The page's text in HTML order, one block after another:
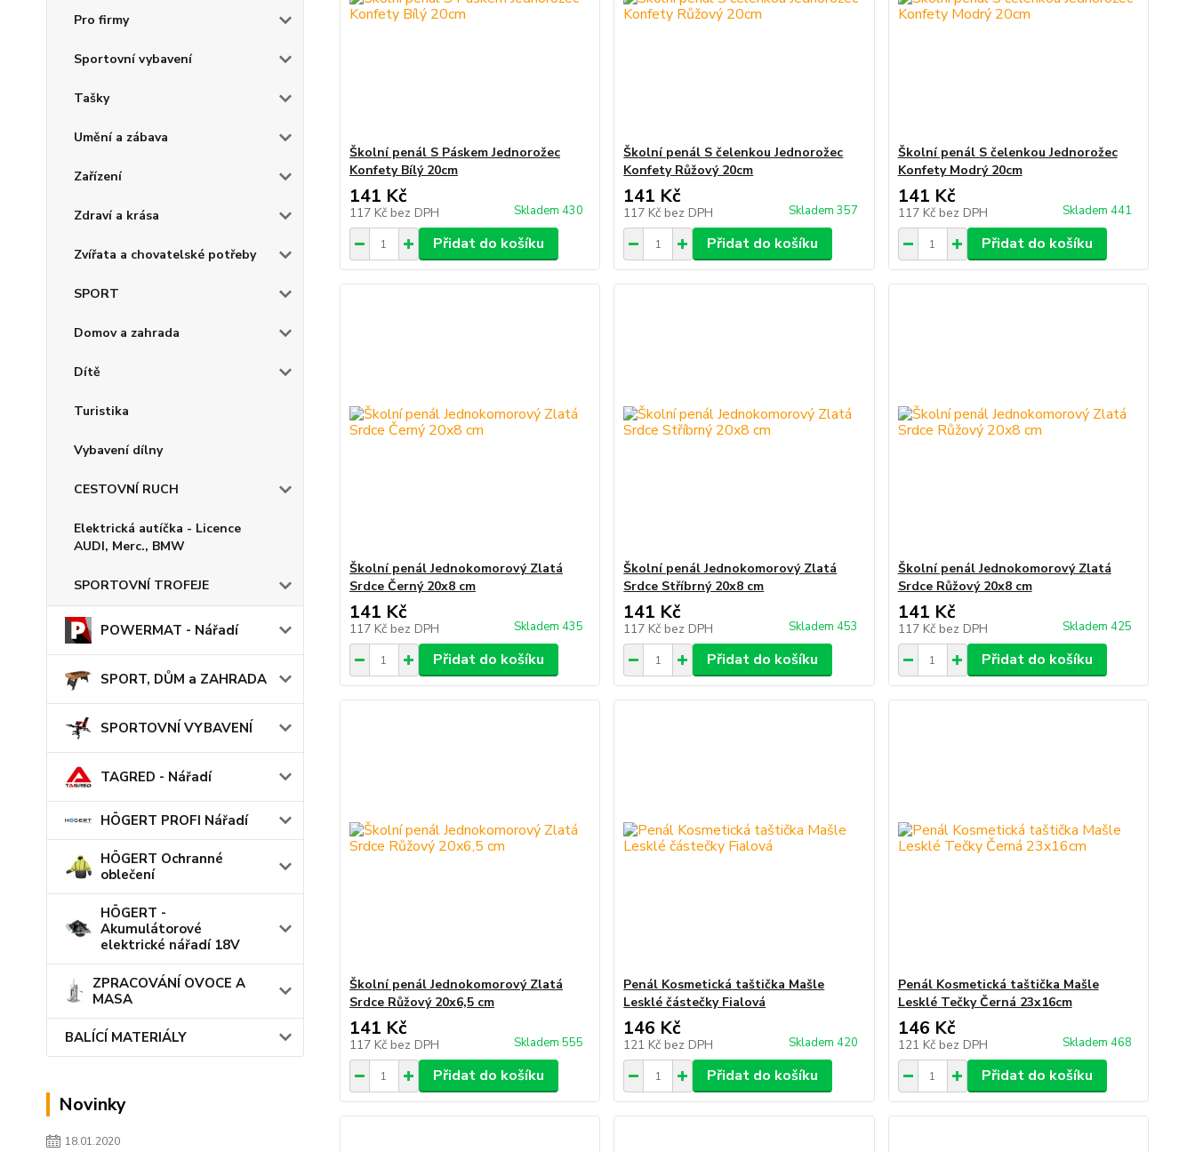
Pro firmy
Sportovní vybavení
Tašky
Umění a zábava
Zařízení
Zdraví a krása
Zvířata a chovatelské potřeby
SPORT
Domov a zahrada
Dítě
Turistika
Vybavení dílny
CESTOVNÍ RUCH
Elektrická autíčka - Licence
AUDI, Merc., BMW
SPORTOVNÍ TROFEJE
POWERMAT - Nářadí
SPORT, DŮM a ZAHRADA
SPORTOVNÍ VYBAVENÍ
TAGRED - Nářadí
HÖGERT PROFI Nářadí
HÖGERT Ochranné
oblečení
HÖGERT -
Akumulátorové
elektrické nářadí 18V
ZPRACOVÁNÍ OVOCE A
MASA
BALÍCÍ MATERIÁLY
Novinky
18.01.2020
Školní penál S Páskem Jednorožec
Konfety Bílý 20cm
141 Kč
117 Kč bez DPH Skladem 430
Přidat do košíku
Školní penál S čelenkou Jednorožec
Konfety Růžový 20cm
141 Kč
117 Kč bez DPH Skladem 357
Přidat do košíku
Školní penál S čelenkou Jednorožec
Konfety Modrý 20cm
141 Kč
117 Kč bez DPH Skladem 441
Přidat do košíku
Školní penál Jednokomorový Zlatá
Srdce Černý 20x8 cm
141 Kč
117 Kč bez DPH Skladem 435
Přidat do košíku
Školní penál Jednokomorový Zlatá
Srdce Stříbrný 20x8 cm
141 Kč
117 Kč bez DPH Skladem 453
Přidat do košíku
Školní penál Jednokomorový Zlatá
Srdce Růžový 20x8 cm
141 Kč
117 Kč bez DPH Skladem 425
Přidat do košíku
Školní penál Jednokomorový Zlatá
Srdce Růžový 20x6,5 cm
141 Kč
117 Kč bez DPH Skladem 555
Přidat do košíku
Penál Kosmetická taštička Mašle
Lesklé částečky Fialová
146 Kč
121 Kč bez DPH Skladem 420
Přidat do košíku
Penál Kosmetická taštička Mašle
Lesklé Tečky Černá 23x16cm
146 Kč
121 Kč bez DPH Skladem 468
Přidat do košíku